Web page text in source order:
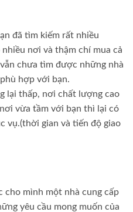
đã tìm kiếm rất nhiều
nơi và thậm chí mua cả
chưa tìm được những nhà
hợp với bạn.
lại thấp, nơi chất lượng cao
vừa tầm với bạn thì lại có
vụ.(thời gian và tiến độ giao
cho mình một nhà cung cấp
yêu cầu mong muốn của